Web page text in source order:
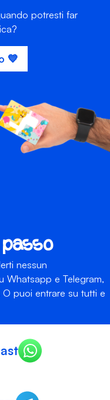
potresti far
💙
nessun
Whatsapp e Telegram,
puoi entrare su tutti e